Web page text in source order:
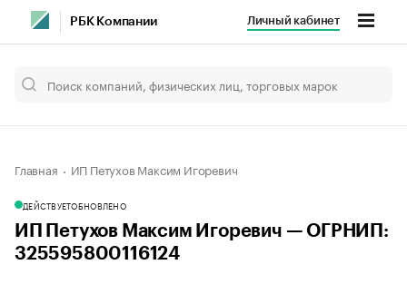
РБК Компании Личный кабинет
Главная ИП Петухов Максим Игоревич
ДЕЙСТВУЕТОБНОВЛЕНО
ИП Петухов Максим Игоревич — ОГРНИП:
325595800116124